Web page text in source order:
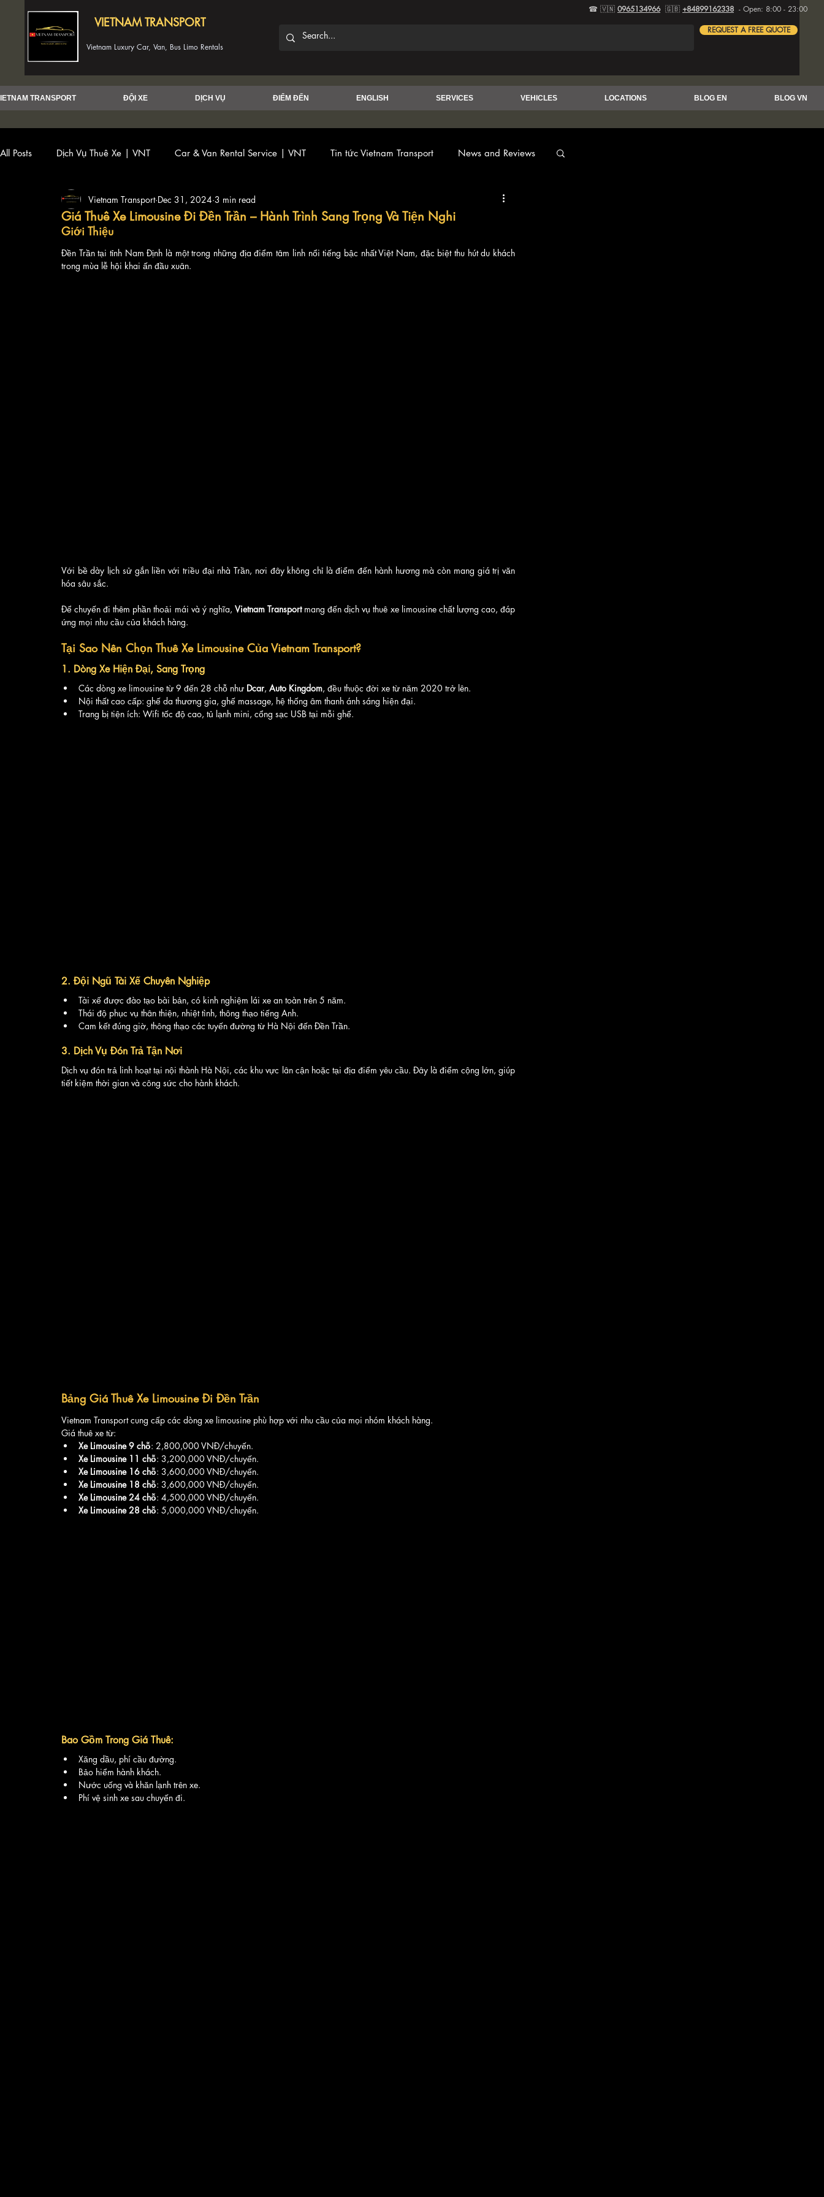
VIETNAM TRANSPORT
Vietnam Luxury Car, Van, Bus Limo Rentals
☎ 🇻🇳 0965134966🇬🇧 +84899162338 - Open: 8:00 - 23:00
REQUEST A FREE QUOTE
TRANSPORT ĐỘI XE DỊCH VỤ ĐIỂM ĐẾN ENGLISH SERVICES VEHICLES LOCATIONS BLOG EN BLOG VN
All Posts Dịch Vụ Thuê Xe | VNT Car & Van Rental Service | VNT Tin tức Vietnam Transport News and Reviews
Giá Thuê Xe Limousine Đi Đền Trần – Hành Trình Sang Trọng Và Tiện Nghi
Vietnam Transport Dec 31, 2024 3 min read
Giới Thiệu
Đền Trần tại tỉnh Nam Định là một trong những địa điểm tâm linh nổi tiếng bậc nhất Việt Nam, đặc biệt thu hút du khách
trong mùa lễ hội khai ấn đầu xuân.
Với bề dày lịch sử gắn liền với triều đại nhà Trần, nơi đây không chỉ là điểm đến hành hương mà còn mang giá trị văn
hóa sâu sắc.
Để chuyến đi thêm phần thoải mái và ý nghĩa, Vietnam Transport mang đến dịch vụ thuê xe limousine chất lượng cao, đáp
ứng mọi nhu cầu của khách hàng.
Tại Sao Nên Chọn Thuê Xe Limousine Của Vietnam Transport?
1. Dòng Xe Hiện Đại, Sang Trọng
Các dòng xe limousine từ 9 đến 28 chỗ như Dcar, Auto Kingdom, đều thuộc đời xe từ năm 2020 trở lên.
Nội thất cao cấp: ghế da thương gia, ghế massage, hệ thống âm thanh ánh sáng hiện đại.
Trang bị tiện ích: Wifi tốc độ cao, tủ lạnh mini, cổng sạc USB tại mỗi ghế.
2. Đội Ngũ Tài Xế Chuyên Nghiệp
Tài xế được đào tạo bài bản, có kinh nghiệm lái xe an toàn trên 5 năm.
Thái độ phục vụ thân thiện, nhiệt tình, thông thạo tiếng Anh.
Cam kết đúng giờ, thông thạo các tuyến đường từ Hà Nội đến Đền Trần.
3. Dịch Vụ Đón Trả Tận Nơi
Dịch vụ đón trả linh hoạt tại nội thành Hà Nội, các khu vực lân cận hoặc tại địa điểm yêu cầu. Đây là điểm cộng lớn, giúp
tiết kiệm thời gian và công sức cho hành khách.
Bảng Giá Thuê Xe Limousine Đi Đền Trần
Vietnam Transport cung cấp các dòng xe limousine phù hợp với nhu cầu của mọi nhóm khách hàng.
Giá thuê xe từ:
Xe Limousine 9 chỗ: 2,800,000 VNĐ/chuyến.
Xe Limousine 11 chỗ: 3,200,000 VNĐ/chuyến.
Xe Limousine 16 chỗ: 3,600,000 VNĐ/chuyến.
Xe Limousine 18 chỗ: 3,600,000 VNĐ/chuyến.
Xe Limousine 24 chỗ: 4,500,000 VNĐ/chuyến.
Xe Limousine 28 chỗ: 5,000,000 VNĐ/chuyến.
Bao Gồm Trong Giá Thuê:
Xăng dầu, phí cầu đường.
Bảo hiểm hành khách.
Nước uống và khăn lạnh trên xe.
Phí vệ sinh xe sau chuyến đi.